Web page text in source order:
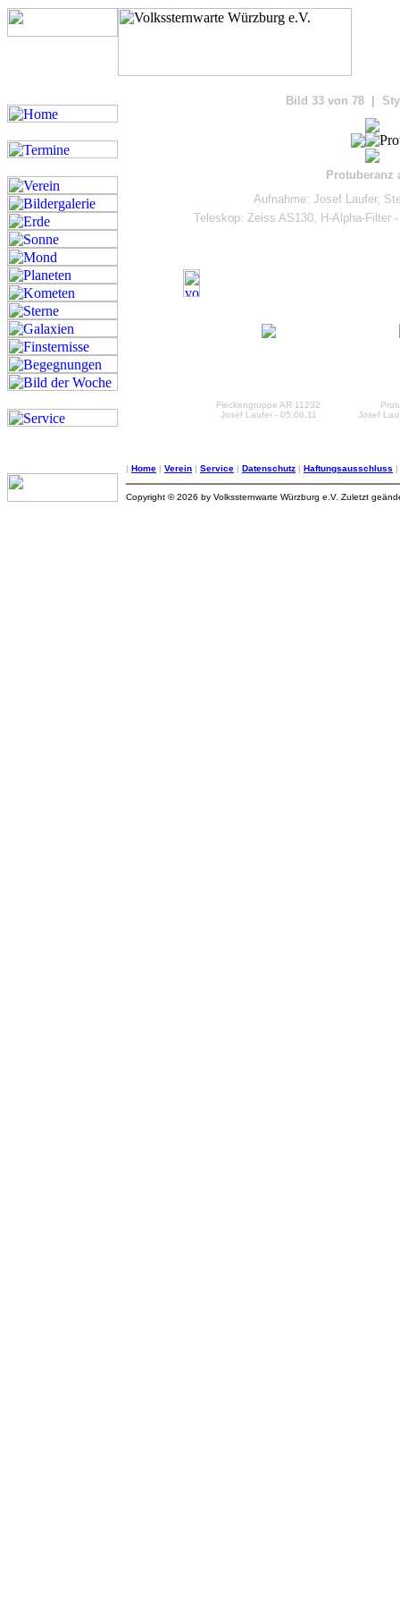
Bild 33 von 78 |
Protuberanz
Aufnahme: Josef Laufer,
Teleskop: Zeiss AS130, H-Alpha-Filter
Fleckengruppe AR 11232
Josef Laufer - 05.06.11
Josef
| Home | Verein | Service | Datenschutz | Haftungsausschluss |
Copyright © 2026 by Volkssternwarte Würzburg e.V. Zuletzt